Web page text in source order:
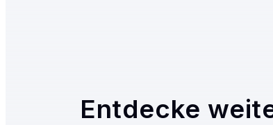
Entdecke